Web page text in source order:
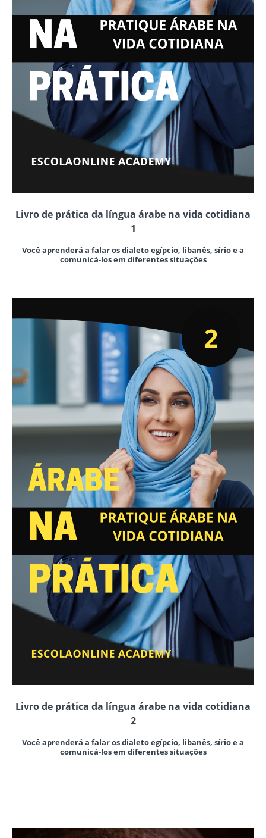
Livro de prática da língua árabe na vida cotidiana
1
Você aprenderá a falar os dialeto egípcio, libanês, sírio e a
comunicá-los em diferentes situações
Livro de prática da língua árabe na vida cotidiana
2
Você aprenderá a falar os dialeto egípcio, libanês, sírio e a
comunicá-los em diferentes situações